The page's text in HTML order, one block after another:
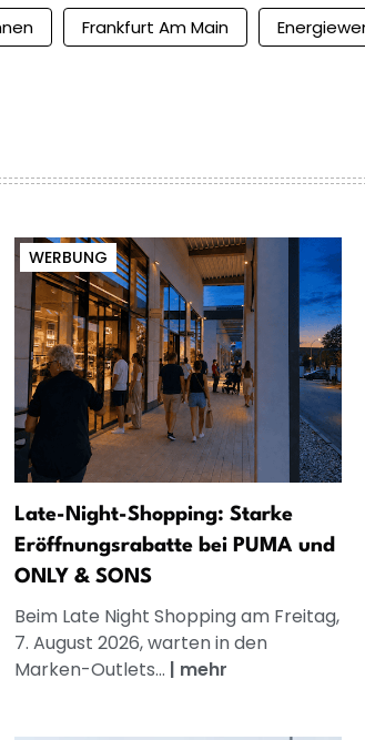
Frankfurt Am Main
WERBUNG
Late-Night-Shopping: Starke
Eröffnungsrabatte bei PUMA und
ONLY & SONS
Beim Late Night Shopping am Freitag,
7. August 2026, warten in den
Marken-Outlets... | mehr